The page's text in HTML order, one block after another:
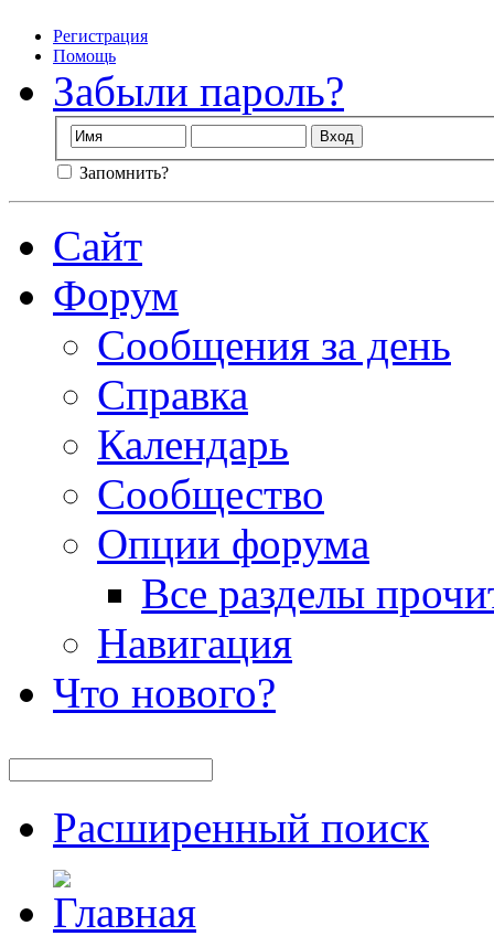
Регистрация
Помощь
Забыли пароль?
Запомнить?
Сайт
Форум
Сообщения за день
Справка
Календарь
Сообщество
Опции форума
Все разделы
Навигация
Что нового?
Расширенный поиск